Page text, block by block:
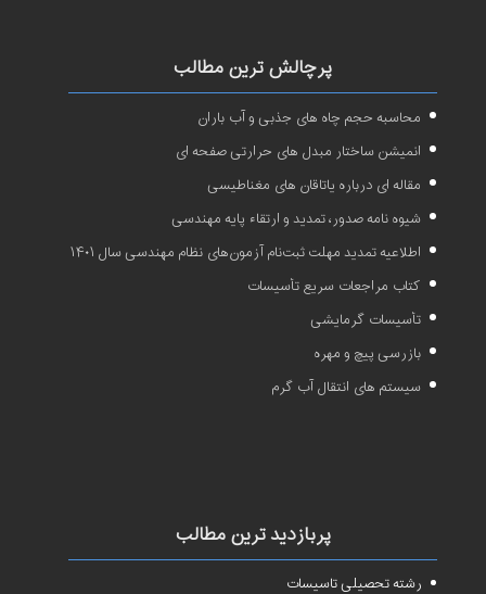
پرچالش ترین مطالب
محاسبه حجم چاه های جذبی و آب باران
انمیشن ساختار مبدل های حرارتی صفحه ای
مقاله ای درباره یاتاقان های مغناطیسی
شیوه نامه صدور، تمدید و ارتقاء پایه مهندسی
اطلاعیه تمدید مهلت ثبت‌نام آزمون‌های نظام مهندسی سال ۱۴۰۱
کتاب مراجعات سریع تأسیسات
تأسیسات گرمایشی
بازرسی پیچ و مهره
سیستم های انتقال آب گرم
پربازدید ترین مطالب
رشته تحصیلی تاسیسات